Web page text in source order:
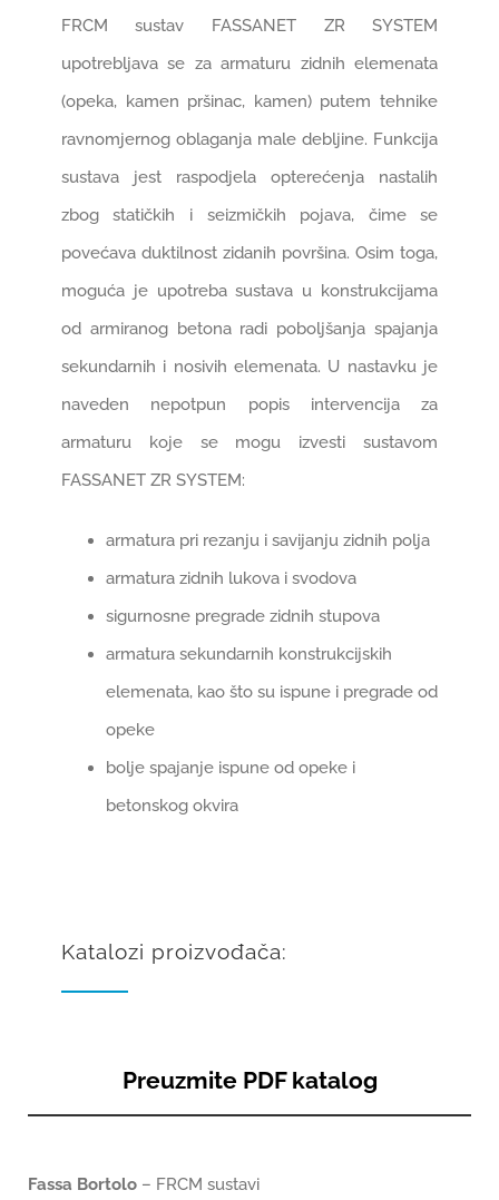
FRCM sustav FASSANET ZR SYSTEM
upotrebljava se za armaturu zidnih elemenata
(opeka, kamen pršinac, kamen) putem tehnike
ravnomjernog oblaganja male debljine. Funkcija
sustava jest raspodjela opterećenja nastalih
zbog statičkih i seizmičkih pojava, čime se
povećava duktilnost zidanih površina. Osim toga,
moguća je upotreba sustava u konstrukcijama
od armiranog betona radi poboljšanja spajanja
sekundarnih i nosivih elemenata. U nastavku je
naveden nepotpun popis intervencija za
armaturu koje se mogu izvesti sustavom
FASSANET ZR SYSTEM:
armatura pri rezanju i savijanju zidnih polja
armatura zidnih lukova i svodova
sigurnosne pregrade zidnih stupova
armatura sekundarnih konstrukcijskih
elemenata, kao što su ispune i pregrade od
opeke
bolje spajanje ispune od opeke i
betonskog okvira
Katalozi proizvođača:
Preuzmite PDF katalog
Fassa Bortolo– FRCM sustavi